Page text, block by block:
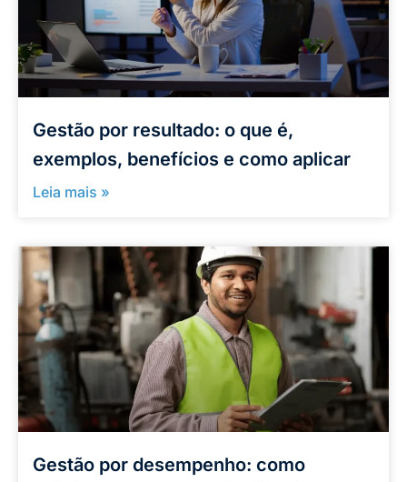
Gestão por resultado: o que é,
exemplos, benefícios e como aplicar
Leia mais »
Gestão por desempenho: como